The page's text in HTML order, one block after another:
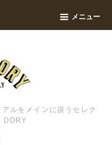
メニュー
ルをメインに扱うセレク
DORY